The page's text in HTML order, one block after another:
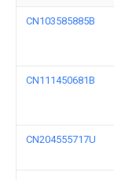
CN103585885B
CN111450681B
CN204555717U